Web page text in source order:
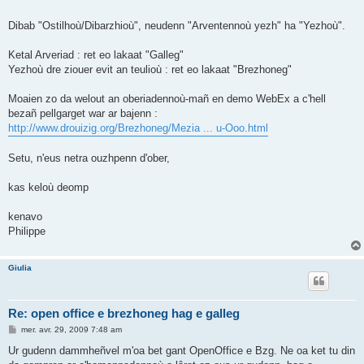
Dibab "Ostilhoù/Dibarzhioù", neudenn "Arventennoù yezh" ha "Yezhoù".
Ketal Arveriad : ret eo lakaat "Galleg"
Yezhoù dre ziouer evit an teulioù : ret eo lakaat "Brezhoneg"
Moaien zo da welout an oberiadennoù-mañ en demo WebEx a c'hell
bezañ pellgarget war ar bajenn :
http://www.drouizig.org/Brezhoneg/Mezia ... u-Ooo.html
Setu, n'eus netra ouzhpenn d'ober,
kas keloù deomp
kenavo
Philippe
Giulia
Re: open office e brezhoneg hag e galleg
M
s
mer. avr. 29, 2009 7:48 am
Ur gudenn dammheñvel m'oa bet gant OpenOffice e Bzg. Ne oa ket tu din